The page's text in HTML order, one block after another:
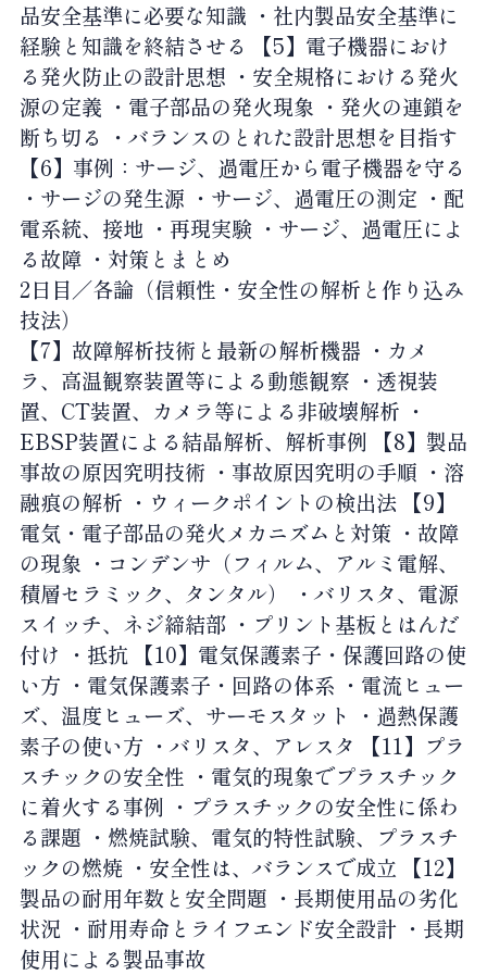
品安全基準に必要な知識 ・社内製品安全基準に
経験と知識を終結させる 【5】電子機器におけ
る発火防止の設計思想 ・安全規格における発火
源の定義 ・電子部品の発火現象 ・発火の連鎖を
断ち切る ・バランスのとれた設計思想を目指す
【6】事例：サージ、過電圧から電子機器を守る
・サージの発生源 ・サージ、過電圧の測定 ・配
電系統、接地 ・再現実験 ・サージ、過電圧によ
る故障 ・対策とまとめ
2日目／各論（信頼性・安全性の解析と作り込み
技法）
【7】故障解析技術と最新の解析機器 ・カメ
ラ、高温観察装置等による動態観察 ・透視装
置、CT装置、カメラ等による非破壊解析 ・
EBSP装置による結晶解析、解析事例 【8】製品
事故の原因究明技術 ・事故原因究明の手順 ・溶
融痕の解析 ・ウィークポイントの検出法 【9】
電気・電子部品の発火メカニズムと対策 ・故障
の現象 ・コンデンサ（フィルム、アルミ電解、
積層セラミック、タンタル） ・バリスタ、電源
スイッチ、ネジ締結部 ・プリント基板とはんだ
付け ・抵抗 【10】電気保護素子・保護回路の使
い方 ・電気保護素子・回路の体系 ・電流ヒュー
ズ、温度ヒューズ、サーモスタット ・過熱保護
素子の使い方 ・バリスタ、アレスタ 【11】プラ
スチックの安全性 ・電気的現象でプラスチック
に着火する事例 ・プラスチックの安全性に係わ
る課題 ・燃焼試験、電気的特性試験、プラスチ
ックの燃焼 ・安全性は、バランスで成立 【12】
製品の耐用年数と安全問題 ・長期使用品の劣化
状況 ・耐用寿命とライフエンド安全設計 ・長期
使用による製品事故